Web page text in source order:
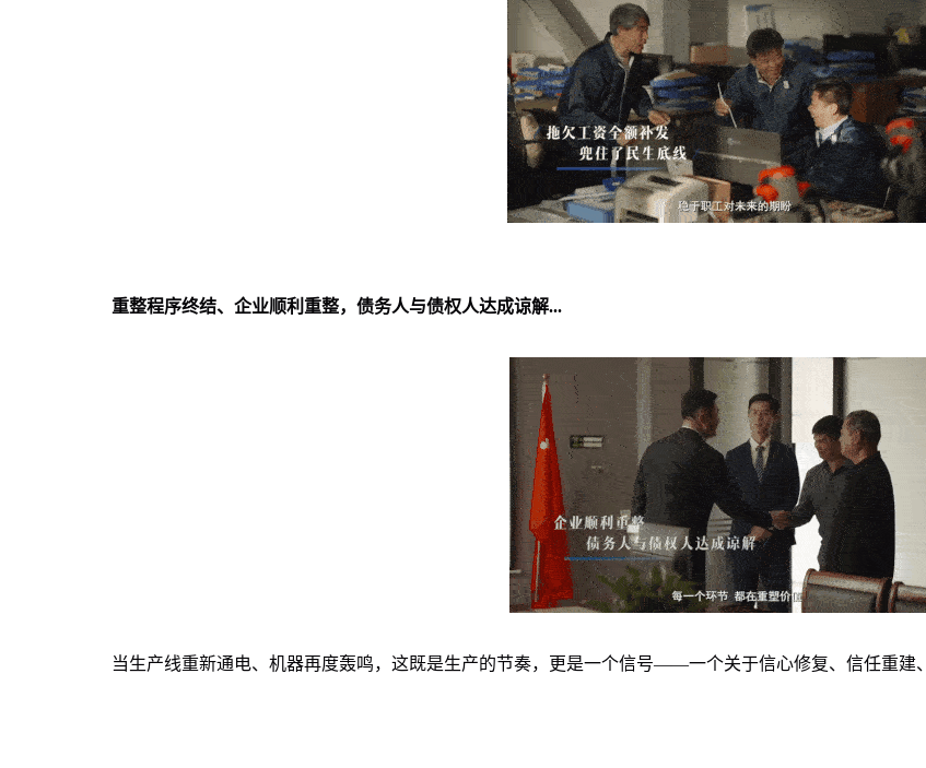
重整程序终结、企业顺利重整，债务人与债权人达成谅解...
当生产线重新通电、机器再度轰鸣，这既是生产的节奏，更是一个信号——一个关于信心修复、信任重建